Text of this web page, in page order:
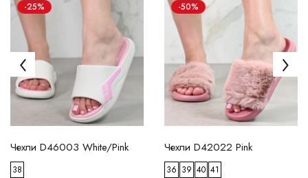
-25%
Чехли D46003 White/Pink
38
-50%
Чехли D42022 Pink
36 39 40 41